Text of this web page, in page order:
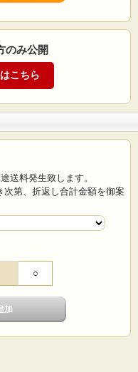
業用サーボモーター
24種類 自動糸通
安心の一年保証
。
を獲得！！
用し力強い縫うパワーを実現し
できます。
が可能です。
なく縫いましょう！
もできあらゆる場面に対応しま
ー搭載。
満）
ジャケットシャツなど。
のみ公開
送料発生致します。
第、折返し合計金額を御案
○